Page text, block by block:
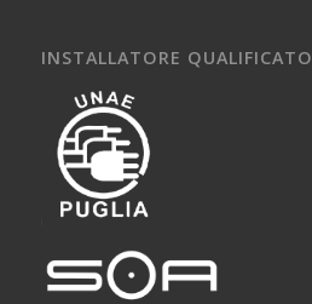
INSTALLATORE QUALIFICATO